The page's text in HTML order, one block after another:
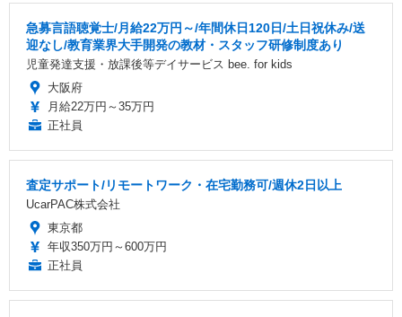
急募言語聴覚士/月給22万円～/年間休日120日/土日祝休み/送
迎なし/教育業界大手開発の教材・スタッフ研修制度あり
児童発達支援・放課後等デイサービス bee. for kids
大阪府
月給22万円～35万円
正社員
査定サポート/リモートワーク・在宅勤務可/週休2日以上
UcarPAC株式会社
東京都
年収350万円～600万円
正社員